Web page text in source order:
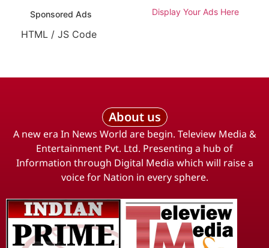
Sponsored Ads Display Your Ads Here
HTML / JS Code
About us
A new era In News World are begin. Teleview Media &
Entertainment Pvt. Ltd. Presenting a hub of
Information through Digital Media which will raise a
voice for Nation in every sphere.